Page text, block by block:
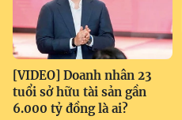
[VIDEO] Doanh nhân 23
tuổi sở hữu tài sản gần
6.000 tỷ đồng là ai?